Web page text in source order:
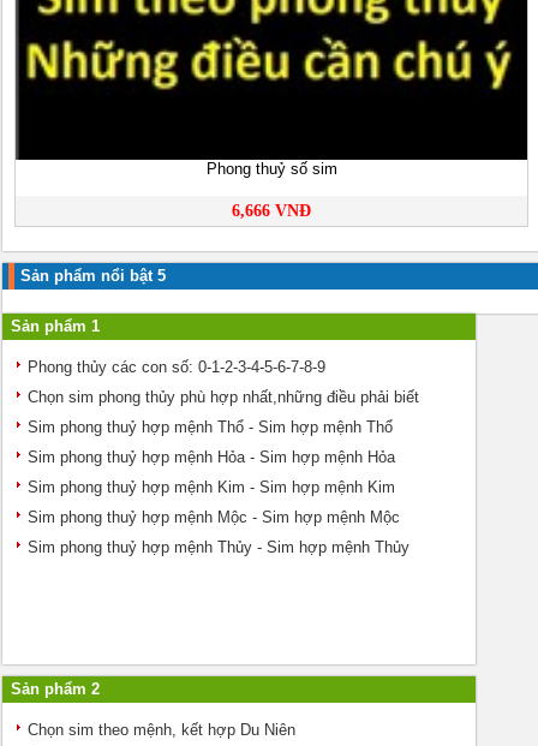
Phong thuỷ số sim
6,666 VNĐ
Sản phẩm nổi bật 5
Sản phẩm 1
Phong thủy các con số: 0-1-2-3-4-5-6-7-8-9
Chọn sim phong thủy phù hợp nhất,những điều phải biết
Sim phong thuỷ hợp mệnh Thổ - Sim hợp mệnh Thổ
Sim phong thuỷ hợp mệnh Hỏa - Sim hợp mệnh Hỏa
Sim phong thuỷ hợp mệnh Kim - Sim hợp mệnh Kim
Sim phong thuỷ hợp mệnh Mộc - Sim hợp mệnh Mộc
Sim phong thuỷ hợp mệnh Thủy - Sim hợp mệnh Thủy
Sản phẩm 2
Chọn sim theo mệnh, kết hợp Du Niên